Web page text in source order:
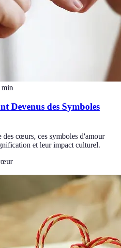
min
Devenus des Symboles
cœurs, ces symboles d'amour
et leur impact culturel.